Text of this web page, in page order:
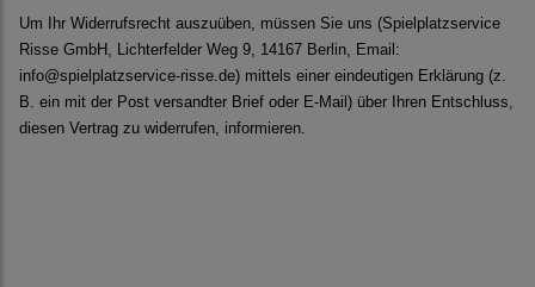
Um Ihr Widerrufsrecht auszuüben, müssen Sie uns (Spielplatzservice
Risse GmbH, Lichterfelder Weg 9, 14167 Berlin, Email:
info@spielplatzservice-risse.de) mittels einer eindeutigen Erklärung (z.
B. ein mit der Post versandter Brief oder E-Mail) über Ihren Entschluss,
diesen Vertrag zu widerrufen, informieren.